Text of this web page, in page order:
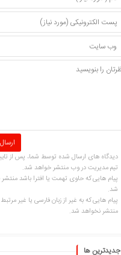
دیدگاه های ارسال شده توسط شما، پس از
تیم مدیریت در وب منتشر خواهد شد.
پیام هایی که حاوی تهمت یا افترا باشد
شد.
پیام هایی که به غیر از زبان فارسی یا غیر
منتشر نخواهد شد.
جديدترين ها